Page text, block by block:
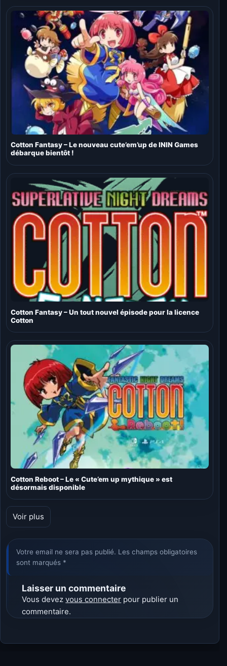
Cotton Fantasy – Le nouveau cute’em’up de ININ Games
débarque bientôt !
Cotton Fantasy – Un tout nouvel épisode pour la licence
Cotton
Cotton Reboot – Le « Cute’em up mythique » est
désormais disponible
Voir plus
Votre email ne sera pas publié. Les champs obligatoires
sont marqués *
Laisser un commentaire
Vous devezvous connecter pour publier un
commentaire.